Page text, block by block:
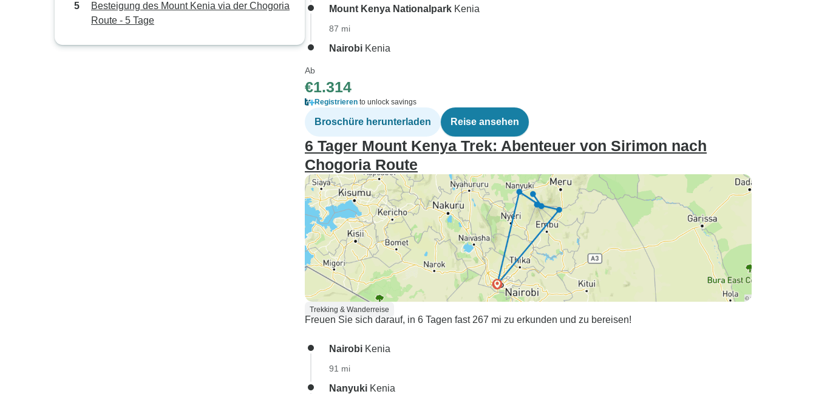
Besteigung des Mount Kenia via der Chogoria
Route - 5 Tage
Mount Kenya Nationalpark Kenia
87 mi
Nairobi Kenia
Ab
€1.314
Registrieren to unlock savings
Broschüre herunterladen Reise ansehen
6 Tager Mount Kenya Trek: Abenteuer von Sirimon nach
Chogoria Route
Trekking & Wanderreise
Freuen Sie sich darauf, in 6 Tagen fast 267 mi zu erkunden und zu bereisen!
Nairobi Kenia
91 mi
Nanyuki Kenia